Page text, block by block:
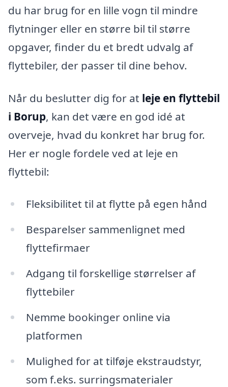
du har brug for en lille vogn til mindre
flytninger eller en større bil til større
opgaver, finder du et bredt udvalg af
flyttebiler, der passer til dine behov.
Når du beslutter dig for at leje en flyttebil
i Borup, kan det være en god idé at
overveje, hvad du konkret har brug for.
Her er nogle fordele ved at leje en
flyttebil:
Fleksibilitet til at flytte på egen hånd
Besparelser sammenlignet med
flyttefirmaer
Adgang til forskellige størrelser af
flyttebiler
Nemme bookinger online via
platformen
Mulighed for at tilføje ekstraudstyr,
som f.eks. surringsmaterialer